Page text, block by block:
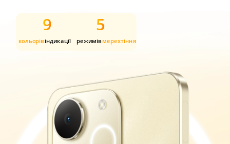
мерехтіння
режимів
5
кольорівіндикації
9